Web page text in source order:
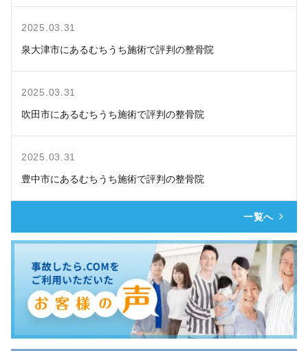
2025.03.31
泉大津市にあるむちうち施術で評判の整骨院
2025.03.31
吹田市にあるむちうち施術で評判の整骨院
2025.03.31
豊中市にあるむちうち施術で評判の整骨院
一覧へ